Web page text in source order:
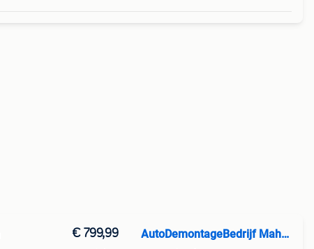
€ 799,99 AutoDemontageBedrijf Mahzud